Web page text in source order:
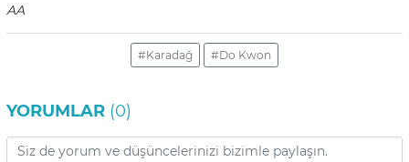
AA
#Karadağ #Do Kwon
YORUMLAR (0)